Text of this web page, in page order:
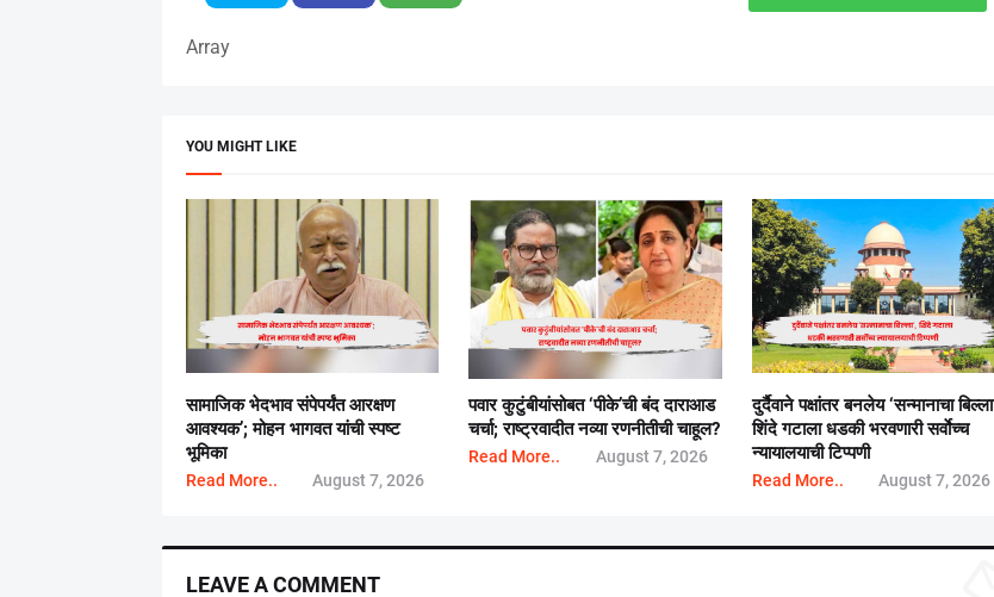
Array
YOU MIGHT LIKE
सामाजिक भेदभाव संपेपर्यंत आरक्षण
आवश्यक’; मोहन भागवत यांची स्पष्ट
भूमिका
Read More.. August 7, 2026
पवार कुटुंबीयांसोबत ‘पीके’ची बंद दाराआड
चर्चा; राष्ट्रवादीत नव्या रणनीतीची चाहूल?
Read More.. August 7, 2026
दुर्दैवाने पक्षांतर बनलेय ‘सन्मानाचा
शिंदे गटाला धडकी भरवणारी सर्वाेच्च
न्यायालयाची टिप्पणी
Read More.. August 7, 2026
LEAVE A COMMENT